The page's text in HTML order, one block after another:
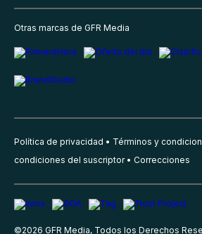
Otras marcas de GFR Media
Política de privacidad Términos y
condiciones del suscriptor
Correcciones
©2026 GFR Media, Todos los Derechos